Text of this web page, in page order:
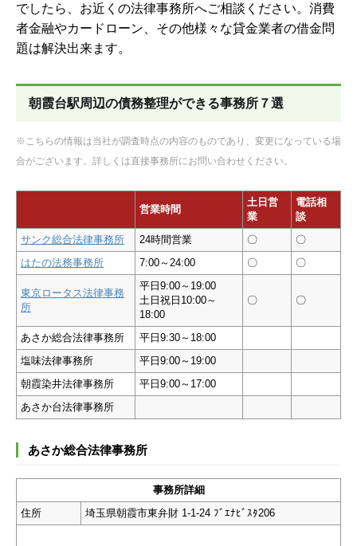
でしたら、お近くの法律事務所へご相談ください。消費
者金融やカードローン、その他様々な貸金業者の借金問
題は解決出来ます。
朝霞台駅周辺の債務整理ができる事務所７選
※こちらの情報は当社が調査時点の内容のものであり、変更になっている場
合がございます。詳しくは直接事務所にお問い合わせください。
営業時間
土日営
業
電話相
談
サンク総合法律事務所
24時間営業 〇
〇
はたの法務事務所
7:00～24:00 〇 〇
東京ロータス法律事務
所
平日9:00～19:00
土日祝日10:00～
18:00
〇 〇
あさか総合法律事務所
平日9:30～18:00
塩味法律事務所
平日9:00～19:00
朝霞染井法律事務所
平日9:00～17:00
あさか台法律事務所
あさか総合法律事務所
事務所詳細
住所
埼玉県朝霞市東弁財 1-1-24 ﾌﾞｴﾅﾋﾞｽﾀ206